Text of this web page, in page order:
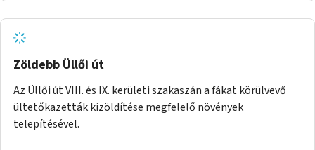
gyerekek bevonására is. A program pilot jelleggel indulna,
több korosztály számára.
Zöldebb Üllői út
Az Üllői út VIII. és IX. kerületi szakaszán a fákat körülvevő
ültetőkazetták kizöldítése megfelelő növények
telepítésével.